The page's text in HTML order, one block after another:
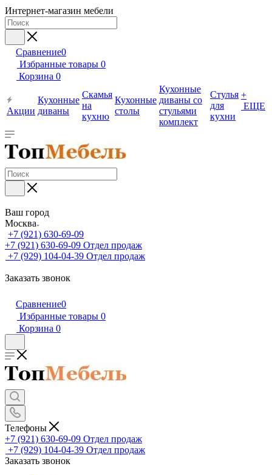
Интернет-магазин мебели
Сравнение0
Избранные товары 0
Корзина 0
Акции
Кухонные
диваны
Скамья
на
кухню
Кухонные
столы
Кухонные
диваны со
стульями
комплект
Стулья
для
кухни
+
ЕЩЕ
Ваш город
Москва
+7 (921) 630-69-09
+7 (921) 630-69-09 Отдел продаж
+7 (929) 104-04-39 Отдел продаж
Заказать звонок
Сравнение0
Избранные товары 0
Корзина 0
Телефоны
+7 (921) 630-69-09 Отдел продаж
+7 (929) 104-04-39 Отдел продаж
Заказать звонок